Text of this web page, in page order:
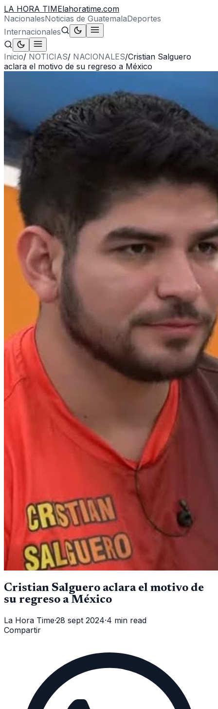
LA HORA TIMElahoratime.com
NacionalesNoticias de GuatemalaDeportes
Internacionales
Inicio/ NOTICIAS/ NACIONALES/Cristian Salguero
aclara el motivo de su regreso a México
Cristian Salguero aclara el motivo de
su regreso a México
La Hora Time·28 sept 2024·4 min read
Compartir